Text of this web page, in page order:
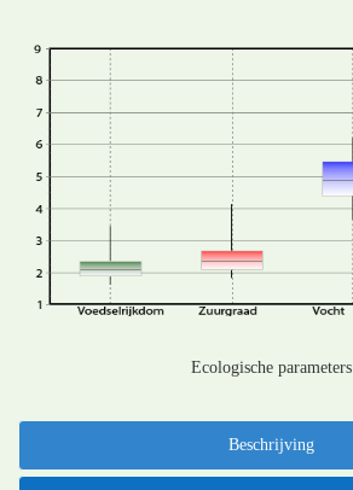
Ecologische parameters
Beschrijving